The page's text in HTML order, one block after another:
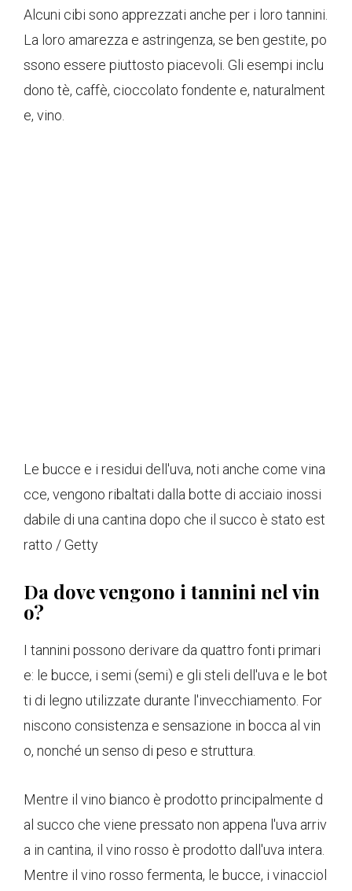
Alcuni cibi sono apprezzati anche per i loro tannini.
La loro amarezza e astringenza, se ben gestite, po
ssono essere piuttosto piacevoli. Gli esempi inclu
dono tè, caffè, cioccolato fondente e, naturalment
e, vino.
Le bucce e i residui dell'uva, noti anche come vina
cce, vengono ribaltati dalla botte di acciaio inossi
dabile di una cantina dopo che il succo è stato est
ratto / Getty
Da dove vengono i tannini nel vin
o?
I tannini possono derivare da quattro fonti primari
e: le bucce, i semi (semi) e gli steli dell'uva e le bot
ti di legno utilizzate durante l'invecchiamento. For
niscono consistenza e sensazione in bocca al vin
o, nonché un senso di peso e struttura.
Mentre il vino bianco è prodotto principalmente d
al succo che viene pressato non appena l'uva arriv
a in cantina, il vino rosso è prodotto dall'uva intera.
Mentre il vino rosso fermenta, le bucce, i vinacciol